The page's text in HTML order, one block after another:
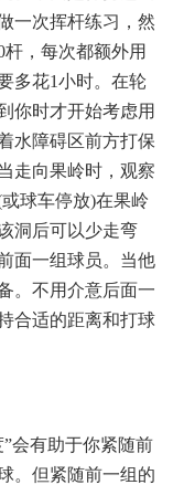
一次挥杆练习，然
，每次都额外用
多花1小时。在轮
你时才开始考虑用
水障碍区前方打保
走向果岭时，观察
球车停放)在果岭
洞后可以少走弯
面一组球员。当他
。不用介意后面一
合适的距离和打球
会有助于你紧随前
。但紧随前一组的